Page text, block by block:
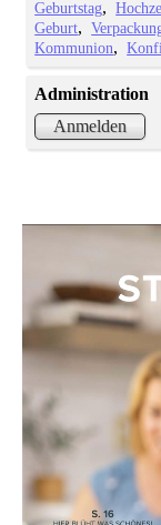
Geburtstag
Geburt
Kommunion
Administration
Anmelden